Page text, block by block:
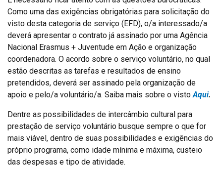
Como uma das exigências obrigatórias para solicitação do
visto desta categoria de serviço (EFD), o/a interessado/a
deverá apresentar o contrato já assinado por uma Agência
Nacional Erasmus + Juventude em Ação e organização
coordenadora. O acordo sobre o serviço voluntário, no qual
estão descritas as tarefas e resultados de ensino
pretendidos, deverá ser assinado pela organização de
apoio e pelo/a voluntário/a. Saiba mais sobre o vistoAqui.
Dentre as possibilidades de intercâmbio cultural para
prestação de serviço voluntário busque sempre o que for
mais viável, dentro de suas possibilidades e exigências do
próprio programa, como idade mínima e máxima, custeio
das despesas e tipo de atividade.